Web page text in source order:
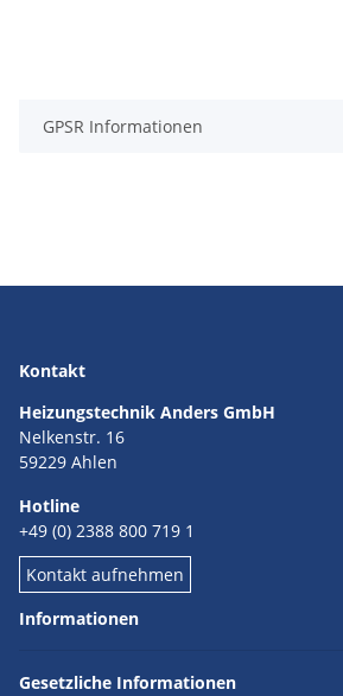
GPSR Informationen
Kontakt
Heizungstechnik Anders GmbH
Nelkenstr. 16
59229 Ahlen
Hotline
+49 (0) 2388 800 719 1
Kontakt aufnehmen
Informationen
Gesetzliche Informationen